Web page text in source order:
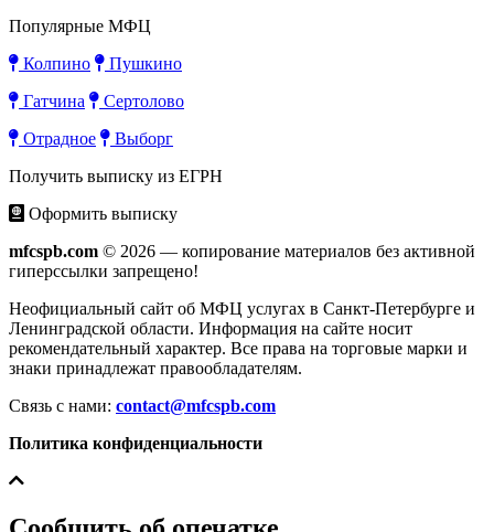
Популярные МФЦ
Колпино
Пушкино
Гатчина
Сертолово
Отрадное
Выборг
Получить выписку из ЕГРН
Оформить выписку
mfcspb.com © 2026 — копирование материалов без активной
гиперссылки запрещено!
Неофициальный сайт об МФЦ услугах в Санкт-Петербурге и
Ленинградской области. Информация на сайте носит
рекомендательный характер. Все права на торговые марки и
знаки принадлежат правообладателям.
Связь с нами: contact@mfcspb.com
Политика конфиденциальности